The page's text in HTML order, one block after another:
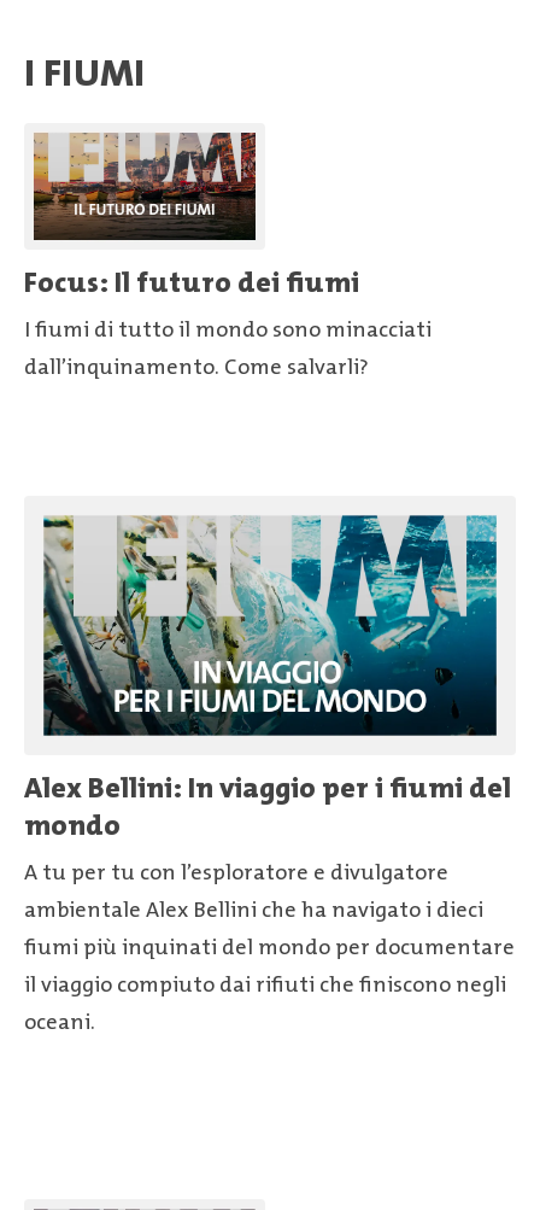
I FIUMI
Focus: Il futuro dei fiumi
I fiumi di tutto il mondo sono minacciati
dall’inquinamento. Come salvarli?
Alex Bellini: In viaggio per i fiumi del
mondo
A tu per tu con l’esploratore e divulgatore
ambientale Alex Bellini che ha navigato i dieci
fiumi più inquinati del mondo per documentare
il viaggio compiuto dai rifiuti che finiscono negli
oceani.